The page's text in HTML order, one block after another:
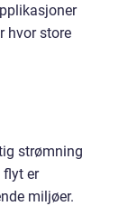
hvor store
strømning
flyt er
miljøer.